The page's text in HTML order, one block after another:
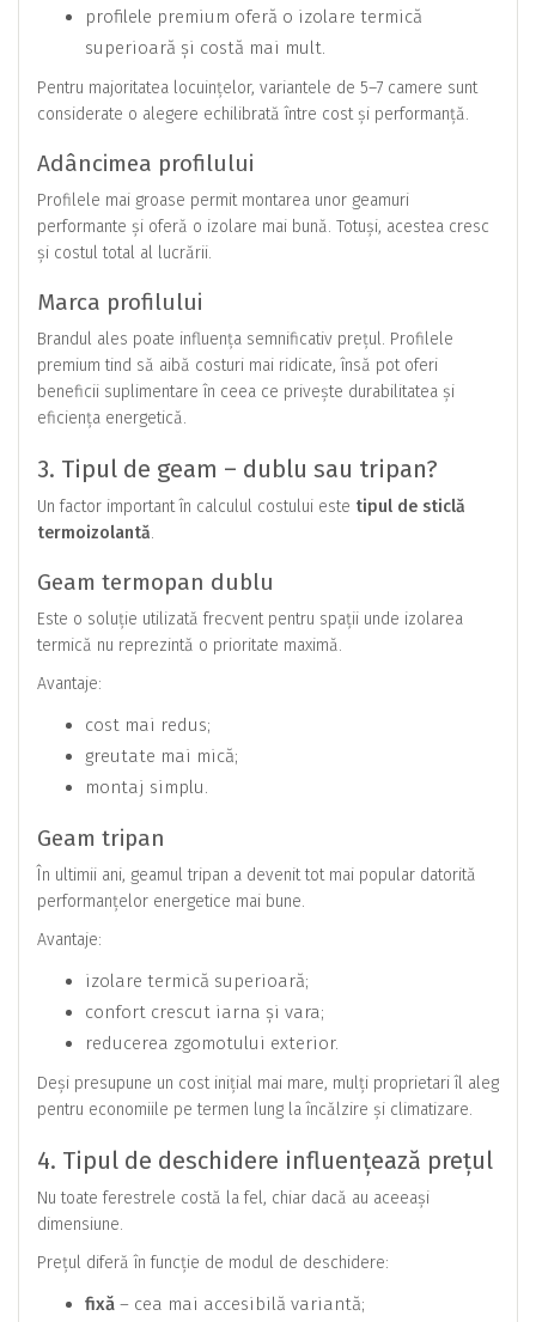
profilele premium oferă o izolare termică
superioară și costă mai mult.
Pentru majoritatea locuințelor, variantele de 5–7 camere sunt
considerate o alegere echilibrată între cost și performanță.
Adâncimea profilului
Profilele mai groase permit montarea unor geamuri
performante și oferă o izolare mai bună. Totuși, acestea cresc
și costul total al lucrării.
Marca profilului
Brandul ales poate influența semnificativ prețul. Profilele
premium tind să aibă costuri mai ridicate, însă pot oferi
beneficii suplimentare în ceea ce privește durabilitatea și
eficiența energetică.
3. Tipul de geam – dublu sau tripan?
Un factor important în calculul costului este tipul de sticlă
termoizolantă.
Geam termopan dublu
Este o soluție utilizată frecvent pentru spații unde izolarea
termică nu reprezintă o prioritate maximă.
Avantaje:
cost mai redus;
greutate mai mică;
montaj simplu.
Geam tripan
În ultimii ani, geamul tripan a devenit tot mai popular datorită
performanțelor energetice mai bune.
Avantaje:
izolare termică superioară;
confort crescut iarna și vara;
reducerea zgomotului exterior.
Deși presupune un cost inițial mai mare, mulți proprietari îl aleg
pentru economiile pe termen lung la încălzire și climatizare.
4. Tipul de deschidere influențează prețul
Nu toate ferestrele costă la fel, chiar dacă au aceeași
dimensiune.
Prețul diferă în funcție de modul de deschidere:
fixă – cea mai accesibilă variantă;